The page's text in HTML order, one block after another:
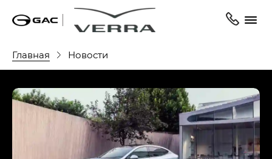
Главная Новости